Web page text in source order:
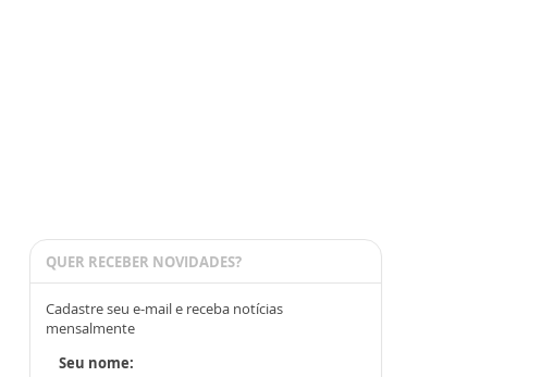
QUER RECEBER NOVIDADES?
Cadastre seu e-mail e receba notícias
mensalmente
Seu nome: